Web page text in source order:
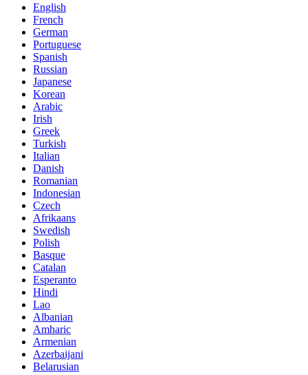
English
French
German
Portuguese
Spanish
Russian
Japanese
Korean
Arabic
Irish
Greek
Turkish
Italian
Danish
Romanian
Indonesian
Czech
Afrikaans
Swedish
Polish
Basque
Catalan
Esperanto
Hindi
Lao
Albanian
Amharic
Armenian
Azerbaijani
Belarusian